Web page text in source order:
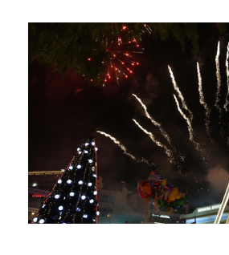
2011
2006
ΕΠΙΣΚΕΠΤΗΣ
ΗΡΑΚΛΕΙΟ